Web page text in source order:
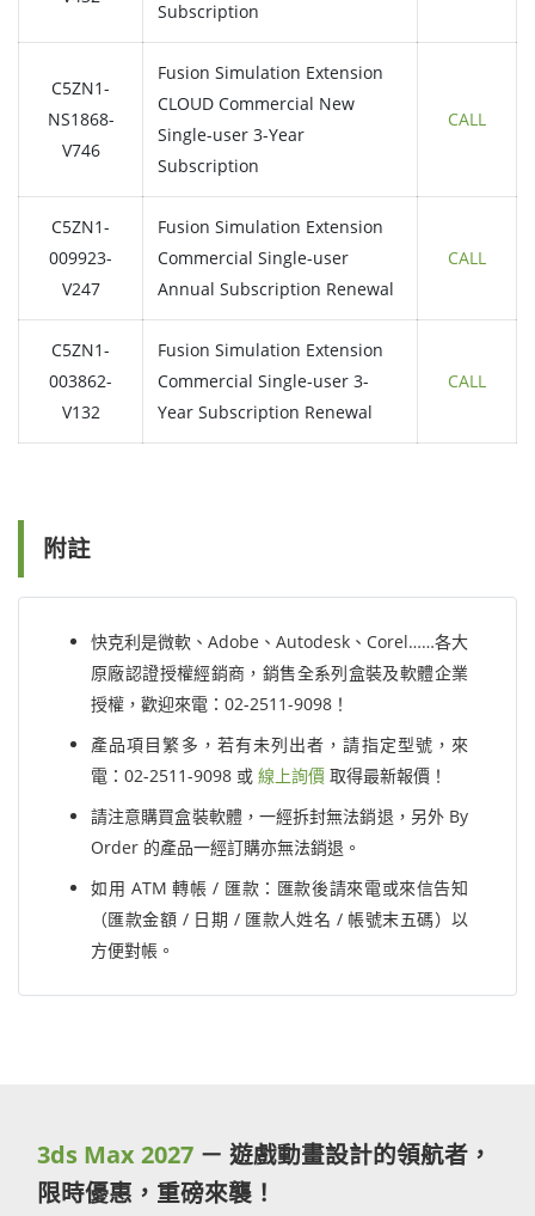
Subscription
C5ZN1-
NS1868-
V746
Fusion Simulation Extension
CLOUD Commercial New
Single-user 3-Year
Subscription
CALL
C5ZN1-
009923-
V247
Fusion Simulation Extension
Commercial Single-user
Annual Subscription Renewal
CALL
C5ZN1-
003862-
V132
Fusion Simulation Extension
Commercial Single-user 3-
Year Subscription Renewal
CALL
附註
快克利是微軟、Adobe、Autodesk、Corel……各大
原廠認證授權經銷商，銷售全系列盒裝及軟體企業
授權，歡迎來電：02-2511-9098！
產品項目繁多，若有未列出者，請指定型號，來
電：02-2511-9098 或 線上詢價 取得最新報價！
請注意購買盒裝軟體，一經拆封無法銷退，另外 By
Order 的產品一經訂購亦無法銷退。
如用 ATM 轉帳 / 匯款：匯款後請來電或來信告知
（匯款金額 / 日期 / 匯款人姓名 / 帳號末五碼）以
方便對帳。
3ds Max 2027 － 遊戲動畫設計的領航者，
限時優惠，重磅來襲！